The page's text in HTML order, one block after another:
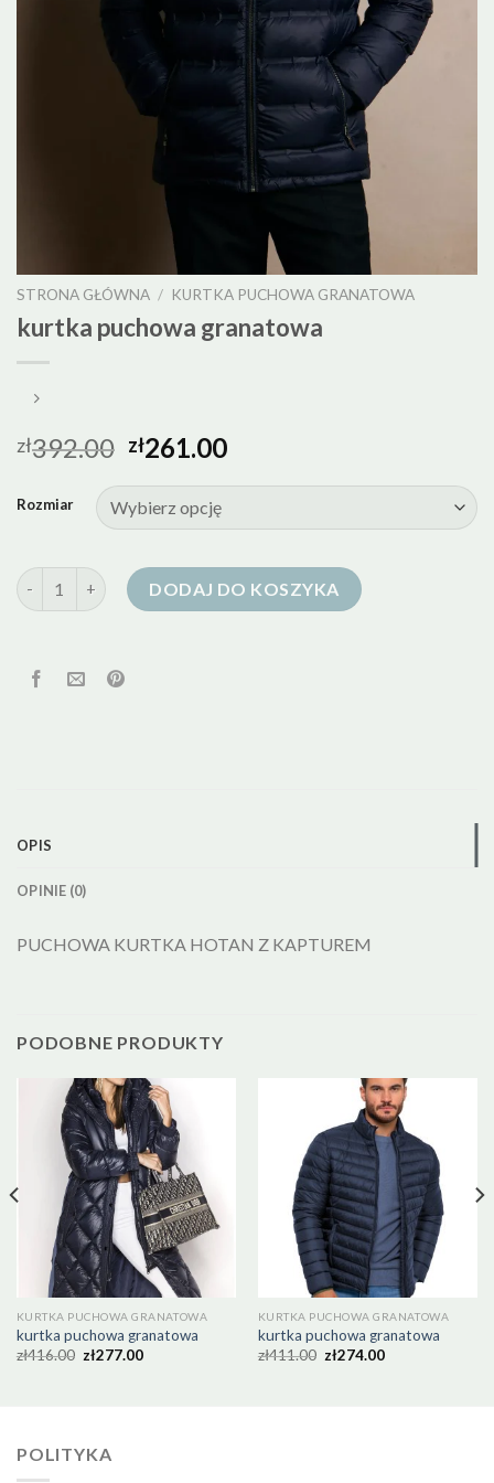
STRONA GŁÓWNA / KURTKA PUCHOWA GRANATOWA
kurtka puchowa granatowa
zł392.00 zł261.00
Rozmiar
ilość kurtka puchowa granatowa
DODAJ DO KOSZYKA
OPIS
OPINIE (0)
PUCHOWA KURTKA HOTAN Z KAPTUREM
PODOBNE PRODUKTY
KURTKA PUCHOWA GRANATOWA
kurtka puchowa granatowa
zł416.00 zł277.00
KURTKA PUCHOWA GRANATOWA
kurtka puchowa granatowa
zł411.00 zł274.00
POLITYKA